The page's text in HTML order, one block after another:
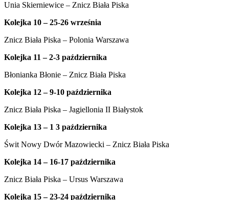
Unia Skierniewice – Znicz Biała Piska
Kolejka 10 – 25-26 września
Znicz Biała Piska – Polonia Warszawa
Kolejka 11 – 2-3 października
Błonianka Błonie – Znicz Biała Piska
Kolejka 12 – 9-10 października
Znicz Biała Piska – Jagiellonia II Białystok
Kolejka 13 – 1 3 października
Świt Nowy Dwór Mazowiecki – Znicz Biała Piska
Kolejka 14 – 16-17 października
Znicz Biała Piska – Ursus Warszawa
Kolejka 15 – 23-24 października